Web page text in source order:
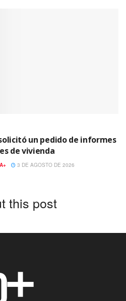
un pedido de informes
de vivienda
3 DE AGOSTO DE 2026
this post